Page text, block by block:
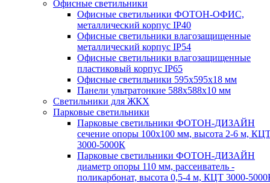
Офисные светильники
Офисные светильники ФОТОН-ОФИС,
металлический корпус IP40
Офисные светильники влагозащищенные
металлический корпус IP54
Офисные светильники влагозащищенные
пластиковый корпус IP65
Офисные светильники 595х595х18 мм
Панели ультратонкие 588х588х10 мм
Светильники для ЖКХ
Парковые светильники
Парковые светильники ФОТОН-ДИЗАЙН
сечение опоры 100х100 мм, высота 2-6 м,
3000-5000К
Парковые светильники ФОТОН-ДИЗАЙН
диаметр опоры 110 мм, рассеиватель -
поликарбонат, высота 0,5-4 м, КЦТ 3000-